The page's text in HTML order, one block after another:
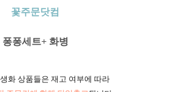
꽃주문닷컴
퐁퐁세트+ 화병
화 상품들은 재고 여부에 따라